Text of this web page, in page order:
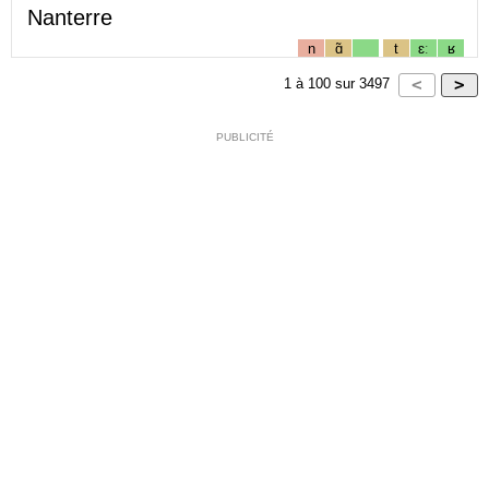
Nanterre
n ɑ̃ t ɛː ʁ
1 à 100 sur 3497
PUBLICITÉ